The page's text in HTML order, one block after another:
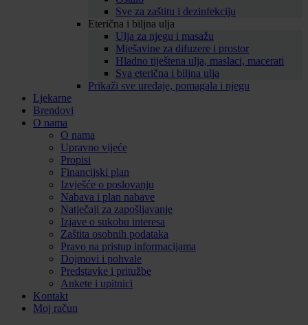
Sve za zaštitu i dezinfekciju
Eterična i biljna ulja
Ulja za njegu i masažu
Mješavine za difuzere i prostor
Hladno tiještena ulja, maslaci, macerati
Sva eterična i biljna ulja
Prikaži sve uređaje, pomagala i njegu
Ljekarne
Brendovi
O nama
O nama
Upravno vijeće
Propisi
Financijski plan
Izvješće o poslovanju
Nabava i plan nabave
Natječaji za zapošljavanje
Izjave o sukobu interesa
Zaštita osobnih podataka
Pravo na pristup informacijama
Dojmovi i pohvale
Predstavke i pritužbe
Ankete i upitnici
Kontakt
Moj račun